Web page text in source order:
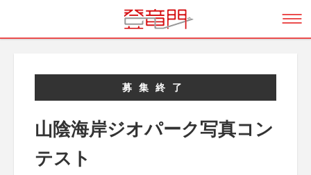
募集終了
山陰海岸ジオパーク写真コン
テスト